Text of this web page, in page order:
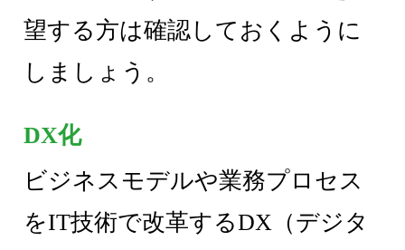
望する方は確認しておくように
しましょう。
DX化
ビジネスモデルや業務プロセス
をIT技術で改革するDX（デジタ